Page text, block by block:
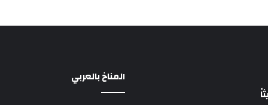
المناخ بالعربي